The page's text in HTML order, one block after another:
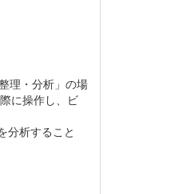
理・分析」の場
に操作し、ビ
分析すること